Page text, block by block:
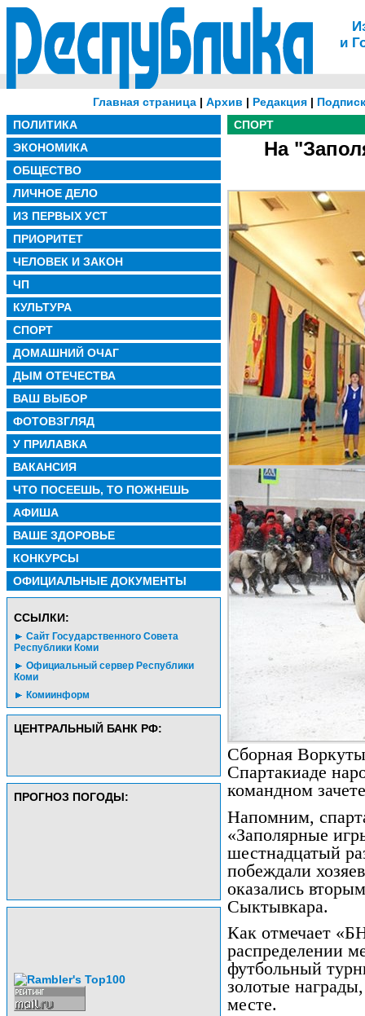
и
Главная страница| Архив | Редакция|
ПОЛИТИКА
ЭКОНОМИКА
ОБЩЕСТВО
ЛИЧНОЕ ДЕЛО
ИЗ ПЕРВЫХ УСТ
ПРИОРИТЕТ
ЧЕЛОВЕК И ЗАКОН
ЧП
КУЛЬТУРА
СПОРТ
ДОМАШНИЙ ОЧАГ
ДЫМ ОТЕЧЕСТВА
ВАШ ВЫБОР
ФОТОВЗГЛЯД
У ПРИЛАВКА
ВАКАНСИЯ
ЧТО ПОСЕЕШЬ, ТО ПОЖНЕШЬ
АФИША
ВАШЕ ЗДОРОВЬЕ
КОНКУРСЫ
ОФИЦИАЛЬНЫЕ ДОКУМЕНТЫ
CСЫЛКИ:
Сайт Государственного Совета
Республики Коми
Официальный сервер Республики
Коми
Комиинформ
ЦЕНТРАЛЬНЫЙ БАНК РФ:
ПРОГНОЗ ПОГОДЫ:
СПОРТ
На
Сборная
Спартакиаде
командном
Напомним,
«Заполярные
шестнадцатый
побеждали
оказались
Сыктывкара.
Как отмечает
распределении
футбольный
золотые
месте.